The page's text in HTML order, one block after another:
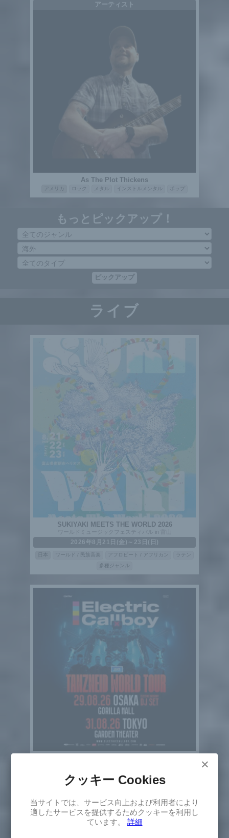
アーティスト
As The Plot Thickens
アメリカ ロック メタル インストルメンタル ポップ
もっとピックアップ！
ピックアップ
ライブ
SUKIYAKI MEETS THE WORLD 2026
ワールドミュージックフェスティバル in 富山
2026年8月21日(金)～23日(日)
ワールド / 民族音楽 アフロビート / アフリカン
ラテン
多種ジャンル
2026年8月29日(土)～31日(月)
ダンス / EDM
×
Select
Version
×
クッキー Cookies
当サイトでは、サービス向上および利用者により
適したサービスを提供するためクッキーを利用し
ています。 詳細